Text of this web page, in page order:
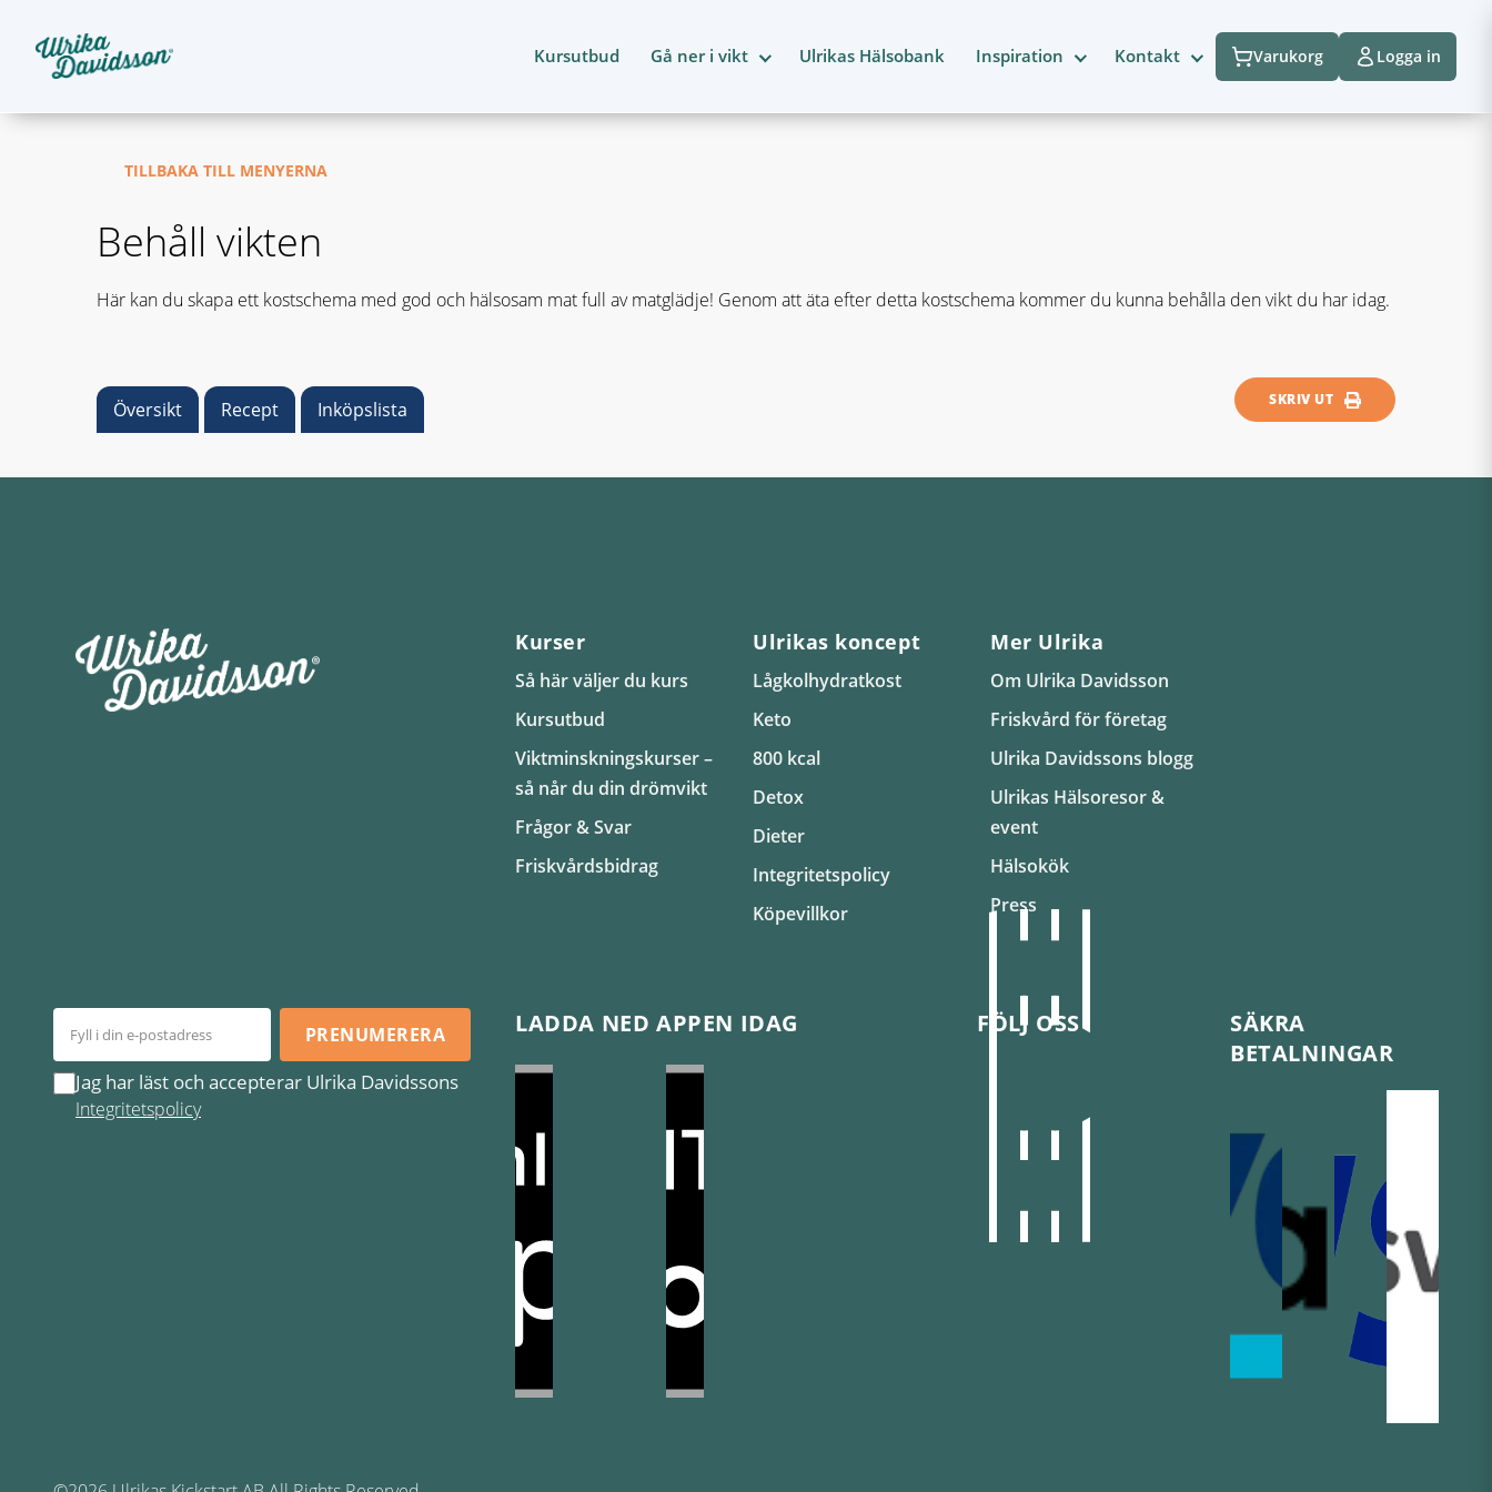
Kursutbud Gå ner i vikt Ulrikas Hälsobank Inspiration Kontakt Varukorg Logga in
TILLBAKA TILL MENYERNA
Behåll vikten
Här kan du skapa ett kostschema med god och hälsosam mat full av matglädje! Genom att äta efter detta kostschema kommer du kunna behålla den vikt du har idag.
Översikt Recept Inköpslista SKRIV UT
Kurser
Så här väljer du kurs
Kursutbud
Viktminskningskurser –
så når du din drömvikt
Frågor & Svar
Friskvårdsbidrag
Ulrikas koncept
Lågkolhydratkost
Keto
800 kcal
Detox
Dieter
Integritetspolicy
Köpevillkor
Mer Ulrika
Om Ulrika Davidsson
Friskvård för företag
Ulrika Davidssons blogg
Ulrikas Hälsoresor &
event
Hälsokök
Press
PRENUMERERA
Jag har läst och accepterar Ulrika Davidssons
Integritetspolicy
LADDA NED APPEN IDAG FÖLJ OSS
SÄKRA
BETALNINGAR